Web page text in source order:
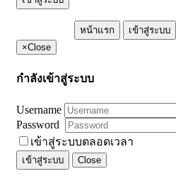
หน้าแรก เข้าสู่ระบบ
×Close
กำลังเข้าสู่ระบบ
Username
Password
เข้าสู่ระบบตลอดเวลา
เข้าสู่ระบบ Close